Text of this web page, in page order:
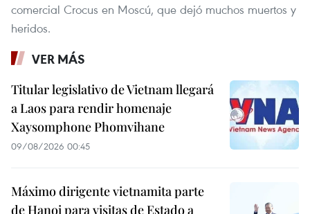
comercial Crocus en Moscú, que dejó muchos muertos y
heridos.
VER MÁS
Titular legislativo de Vietnam llegará
a Laos para rendir homenaje
Xaysomphone Phomvihane
09/08/2026 00:45
Máximo dirigente vietnamita parte
de Hanoi para visitas de Estado a